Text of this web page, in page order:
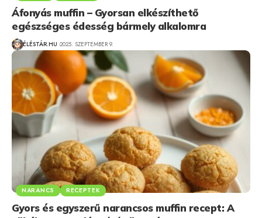
Áfonyás muffin – Gyorsan elkészíthető
egészséges édesség bármely alkalomra
ÉLÉSTÁR.HU 2025. SZEPTEMBER 9.
NARANCS RECEPTEK
Gyors és egyszerű narancsos muffin recept: A